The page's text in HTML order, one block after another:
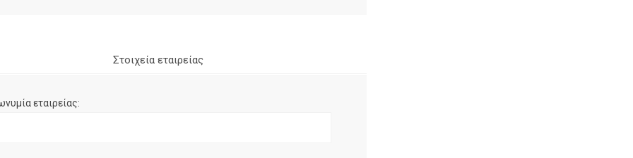
Στοιχεία εταιρείας
εταιρείας: